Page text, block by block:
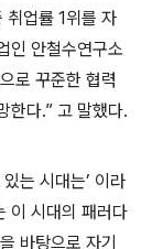
취업률 1위를 자
인 안철수연구소
로 꾸준한 협력
한다.” 고 말했다.
는 시대는’ 이라
이 시대의 패러다
바탕으로 자기